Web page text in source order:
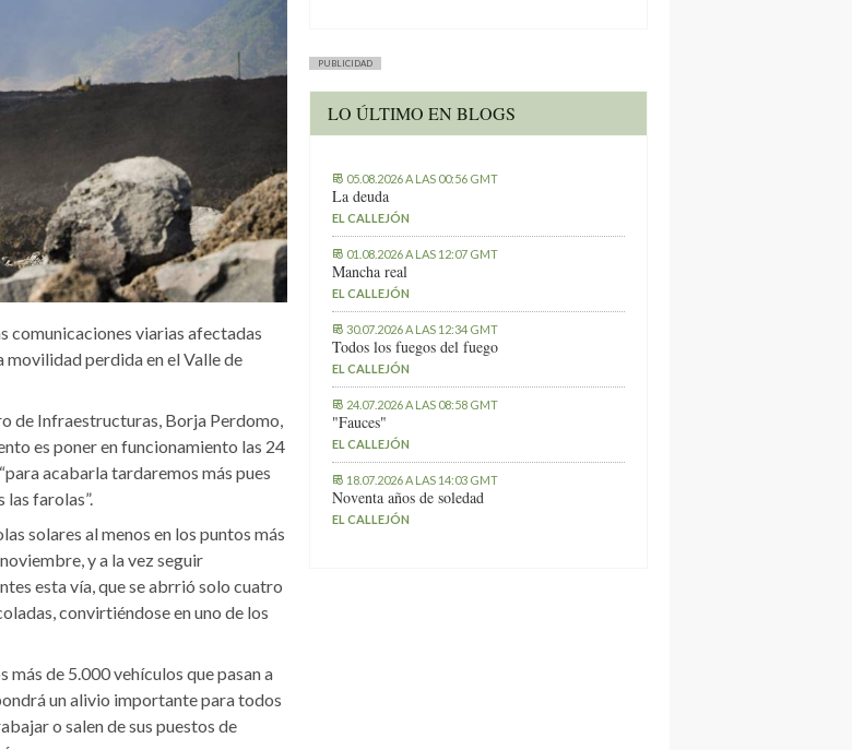
comunicaciones viarias afectadas
perdida en el Valle de
de Infraestructuras, Borja Perdomo,
es poner en funcionamiento las 24
acabarla tardaremos más pues
farolas”.
solares al menos en los puntos más
y a la vez seguir
esta vía, que se abrrió solo cuatro
convirtiéndose en uno de los
de 5.000 vehículos que pasan a
un alivio importante para todos
o salen de sus puestos de
PUBLICIDAD
LO ÚLTIMO EN BLOGS
05.08.2026 A LAS 00:56 GMT
La deuda
EL CALLEJÓN
01.08.2026 A LAS 12:07 GMT
Mancha real
EL CALLEJÓN
30.07.2026 A LAS 12:34 GMT
Todos los fuegos del fuego
EL CALLEJÓN
24.07.2026 A LAS 08:58 GMT
"Fauces"
EL CALLEJÓN
18.07.2026 A LAS 14:03 GMT
Noventa años de soledad
EL CALLEJÓN